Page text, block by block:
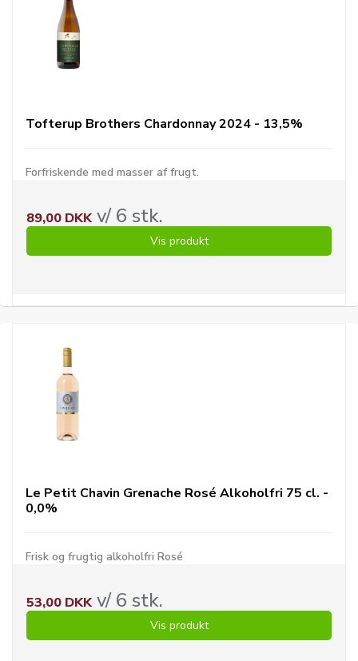
Tofterup Brothers Chardonnay 2024 - 13,5%
Forfriskende med masser af frugt.
89,00 DKKv/ 6 stk.
Vis produkt
Le Petit Chavin Grenache Rosé Alkoholfri 75 cl. -
0,0%
Frisk og frugtig alkoholfri Rosé
53,00 DKKv/ 6 stk.
Vis produkt